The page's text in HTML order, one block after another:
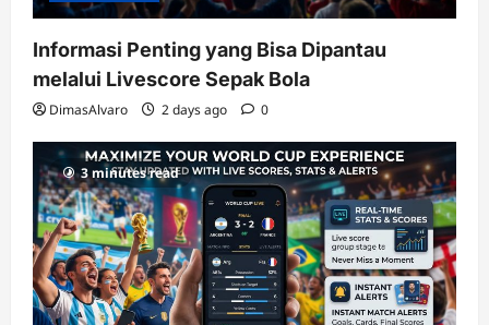
Informasi Penting yang Bisa Dipantau
melalui Livescore Sepak Bola
DimasAlvaro 2 days ago 0
3 minutes read